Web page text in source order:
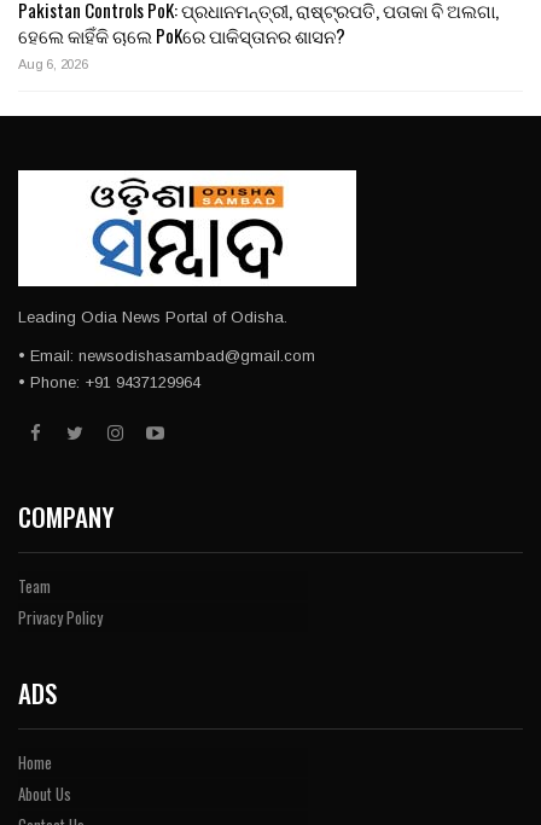
Pakistan Controls PoK: ପ୍ରଧାନମନ୍ତ୍ରୀ, ରାଷ୍ଟ୍ରପତି, ପତାକା ବି ଅଲଗା,
ହେଲେ କାହିଁକି ଚାଲେ PoKରେ ପାକିସ୍ତାନର ଶାସନ?
Aug 6, 2026
Leading Odia News Portal of Odisha.
• Email: newsodishasambad@gmail.com
• Phone: +91 9437129964
COMPANY
Team
Privacy Policy
ADS
Home
About Us